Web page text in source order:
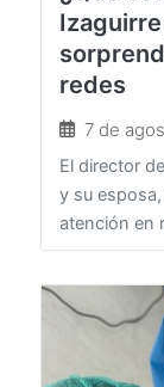
¿Qué
7 de
El director
y su esposa,
atención en